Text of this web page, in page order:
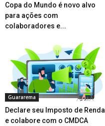
Copa do Mundo é novo alvo
para ações com
colaboradores e...
Guararema
Declare seu Imposto de Renda
e colabore com o CMDCA